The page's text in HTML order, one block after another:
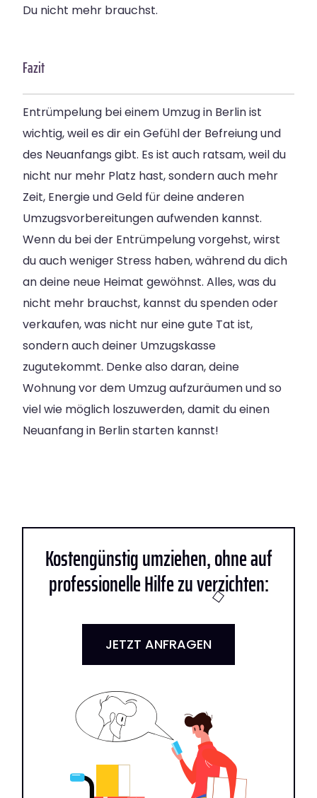
Du nicht mehr brauchst.
Fazit
Entrümpelung bei einem Umzug in Berlin ist
wichtig, weil es dir ein Gefühl der Befreiung und
des Neuanfangs gibt. Es ist auch ratsam, weil du
nicht nur mehr Platz hast, sondern auch mehr
Zeit, Energie und Geld für deine anderen
Umzugsvorbereitungen aufwenden kannst.
Wenn du bei der Entrümpelung vorgehst, wirst
du auch weniger Stress haben, während du dich
an deine neue Heimat gewöhnst. Alles, was du
nicht mehr brauchst, kannst du spenden oder
verkaufen, was nicht nur eine gute Tat ist,
sondern auch deiner Umzugskasse
zugutekommt. Denke also daran, deine
Wohnung vor dem Umzug aufzuräumen und so
viel wie möglich loszuwerden, damit du einen
Neuanfang in Berlin starten kannst!
Kostengünstig umziehen, ohne auf
professionelle Hilfe zu verzichten:
JETZT ANFRAGEN